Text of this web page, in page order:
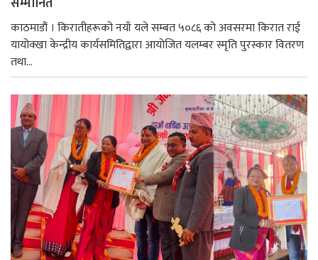
काठमाडौं । किरातीहरूको नयाँ यले सम्बत ५०८६ को अवसरमा किरात राई
यायोक्खा केन्द्रीय कार्यसमितिद्वारा आयोजित यलम्बर स्मृति पुरस्कार वितरण
तथा...